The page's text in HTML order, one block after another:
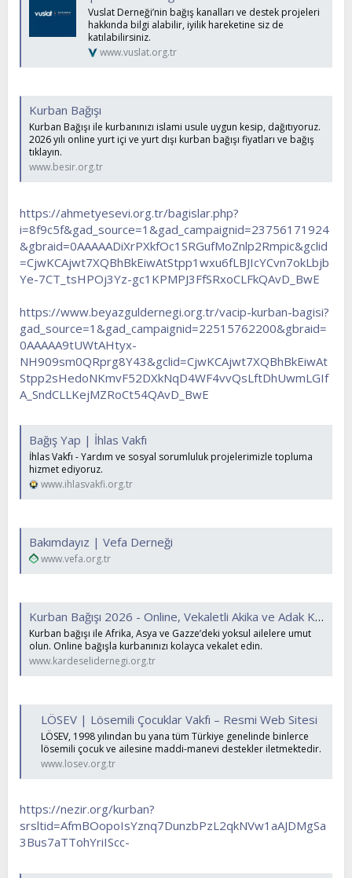
Vuslat Derneği’nin bağış kanalları ve destek projeleri
hakkında bilgi alabilir, iyilik hareketine siz de
katılabilirsiniz.
www.vuslat.org.tr
Kurban Bağışı
Kurban Bağışı ile kurbanınızı islami usule uygun kesip, dağıtıyoruz.
2026 yılı online yurt içi ve yurt dışı kurban bağışı fiyatları ve bağış
tıklayın.
www.besir.org.tr
https://ahmetyesevi.org.tr/bagislar.php?
i=8f9c5f&gad_source=1&gad_campaignid=23756171924
&gbraid=0AAAAADiXrPXkfOc1SRGufMoZnlp2Rmpic&gclid
=CjwKCAjwt7XQBhBkEiwAtStpp1wxu6fLBJIcYCvn7okLbjb
Ye-7CT_tsHPOj3Yz-gc1KPMPJ3FfSRxoCLFkQAvD_BwE
https://www.beyazguldernegi.org.tr/vacip-kurban-bagisi?
gad_source=1&gad_campaignid=22515762200&gbraid=
0AAAAA9tUWtAHtyx-
NH909sm0QRprg8Y43&gclid=CjwKCAjwt7XQBhBkEiwAt
Stpp2sHedoNKmvF52DXkNqD4WF4vvQsLftDhUwmLGIf
A_SndCLLKejMZRoCt54QAvD_BwE
Bağış Yap | İhlas Vakfı
İhlas Vakfı - Yardım ve sosyal sorumluluk projelerimizle topluma
hizmet ediyoruz.
www.ihlasvakfi.org.tr
Bakımdayız | Vefa Derneği
www.vefa.org.tr
Kurban Bağışı 2026 - Online, Vekaletli Akika ve Adak Kurbanı
Kurban bağışı ile Afrika, Asya ve Gazze’deki yoksul ailelere umut
olun. Online bağışla kurbanınızı kolayca vekalet edin.
www.kardeselidernegi.org.tr
LÖSEV | Lösemili Çocuklar Vakfı – Resmi Web Sitesi
LÖSEV, 1998 yılından bu yana tüm Türkiye genelinde binlerce
lösemili çocuk ve ailesine maddi-manevi destekler iletmektedir.
www.losev.org.tr
https://nezir.org/kurban?
srsltid=AfmBOopoIsYznq7DunzbPzL2qkNVw1aAJDMgSa
3Bus7aTTohYriIScc-